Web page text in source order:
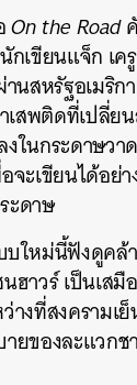
On the Road
กเขียนแจ็ก เค
านสหรัฐอเมริ
สพติดที่เปลี่
ในกระดาษว
ะเขียนได้อย่
ะดาษ
บใหม่นี้ฟังดูค
ฮาวร์ เป็นเส
างที่สงครามเ
ยของละแวกช